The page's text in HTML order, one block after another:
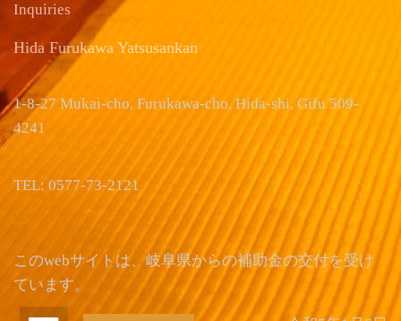
Inquiries
Hida Furukawa Yatsusankan
1-8-27 Mukai-cho, Furukawa-cho, Hida-shi, Gifu 509-
4241
TEL: 0577-73-2121
このwebサイトは、岐阜県からの補助金の交付を受け
ています。